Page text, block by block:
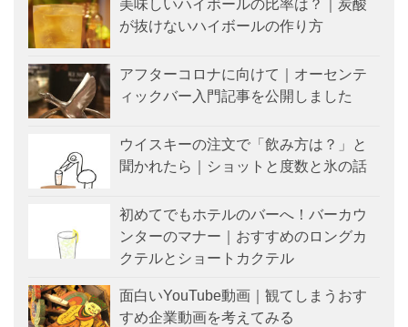
美味しいハイボールの比率は？｜炭酸
が抜けないハイボールの作り方
アフターコロナに向けて｜オーセンテ
ィックバー入門記事を公開しました
ウイスキーの注文で「飲み方は？」と
聞かれたら｜ショットと度数と氷の話
初めてでもホテルのバーへ！バーカウ
ンターのマナー｜おすすめのロングカ
クテルとショートカクテル
面白いYouTube動画｜観てしまうおす
すめ企業動画を考えてみる